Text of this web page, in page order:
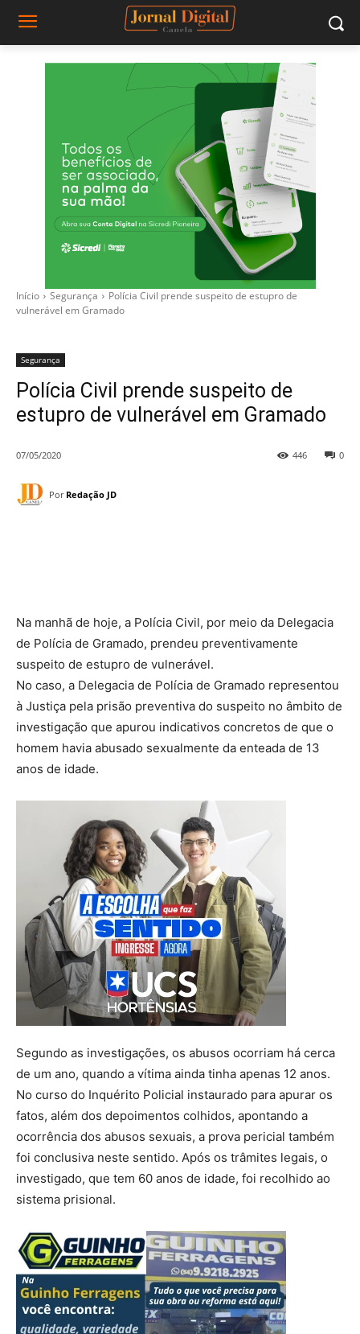
Início Segurança
Polícia Civil prende suspeito de estupro de
vulnerável em Gramado
Segurança
Polícia Civil prende suspeito de
estupro de vulnerável em Gramado
07/05/2020 0
446
Por Redação JD
Na manhã de hoje, a Polícia Civil, por meio da Delegacia
de Polícia de Gramado, prendeu preventivamente
suspeito de estupro de vulnerável.
No caso, a Delegacia de Polícia de Gramado representou
à Justiça pela prisão preventiva do suspeito no âmbito de
investigação que apurou indicativos concretos de que o
homem havia abusado sexualmente da enteada de 13
anos de idade.
Segundo as investigações, os abusos ocorriam há cerca
de um ano, quando a vítima ainda tinha apenas 12 anos.
No curso do Inquérito Policial instaurado para apurar os
fatos, além dos depoimentos colhidos, apontando a
ocorrência dos abusos sexuais, a prova pericial também
foi conclusiva neste sentido. Após os trâmites legais, o
investigado, que tem 60 anos de idade, foi recolhido ao
sistema prisional.